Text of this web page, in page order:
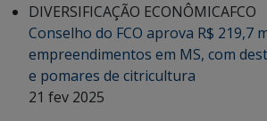
DIVERSIFICAÇÃO ECONÔMICAFCO
Conselho do FCO aprova R$ 219,7
empreendimentos em MS, com
e pomares de citricultura
21 fev 2025